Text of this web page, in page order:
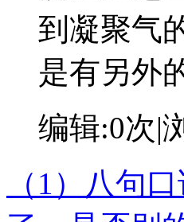
到凝聚气
是有另外
编辑:0次|
（1）八句